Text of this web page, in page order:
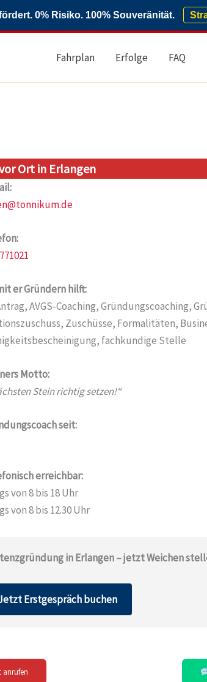
0% Risiko. 100% Souveränität.
Fahrplan Erfolge FAQ
Ort in Erlangen
er Gründern hilft:
AVGS-Coaching, Gründungscoaching,
Zuschüsse, Formalitäten,
fachkundige Stelle
Motto:
Stein richtig setzen!“
seit:
erreichbar:
von 8 bis 18 Uhr
von 8 bis 12.30 Uhr
in Erlangen – jetzt Weichen
Erstgespräch buchen